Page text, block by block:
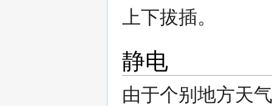
上下拔插。
静电
由于个别地方天